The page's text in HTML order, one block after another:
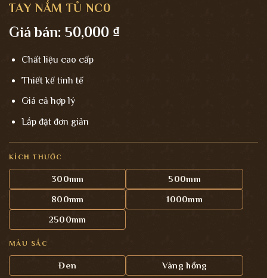
TAY NẮM TỦ NC0
Giá bán: 50,000 ₫
Chất liệu cao cấp
Thiết kế tinh tế
Giá cả hợp lý
Lắp đặt đơn giản
KÍCH THƯỚC
300mm
500mm
800mm
1000mm
2500mm
MÀU SẮC
Đen Vàng hồng